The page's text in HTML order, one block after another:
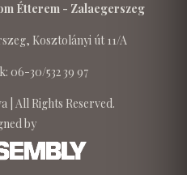
Étterem - Zalaegerszeg
Kosztolányi út 11/A
06-30/532 39 97
| All Rights Reserved.
by